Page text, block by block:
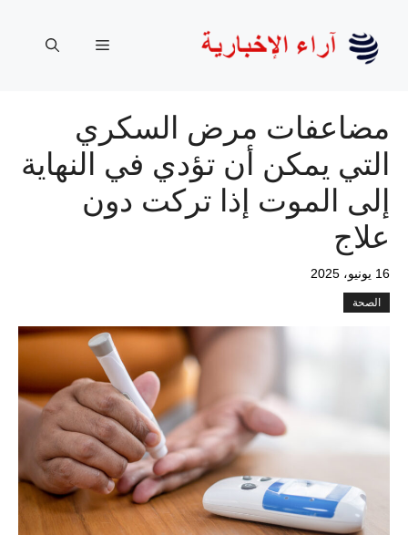
المحتوى
القائمة
مضاعفات مرض السكري
التي يمكن أن تؤدي في النهاية
إلى الموت إذا تركت دون
علاج
16 يونيو، 2025
الصحة